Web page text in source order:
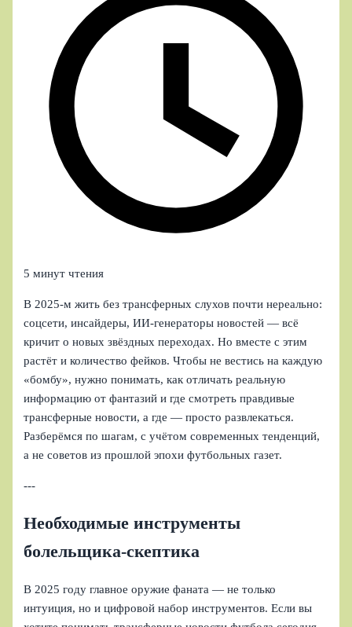
5 минут чтения
В 2025‑м жить без трансферных слухов почти нереально:
соцсети, инсайдеры, ИИ-генераторы новостей — всё
кричит о новых звёздных переходах. Но вместе с этим
растёт и количество фейков. Чтобы не вестись на каждую
«бомбу», нужно понимать, как отличать реальную
информацию от фантазий и где смотреть правдивые
трансферные новости, а где — просто развлекаться.
Разберёмся по шагам, с учётом современных тенденций,
а не советов из прошлой эпохи футбольных газет.
---
Необходимые инструменты
болельщика-скептика
В 2025 году главное оружие фаната — не только
интуиция, но и цифровой набор инструментов. Если вы